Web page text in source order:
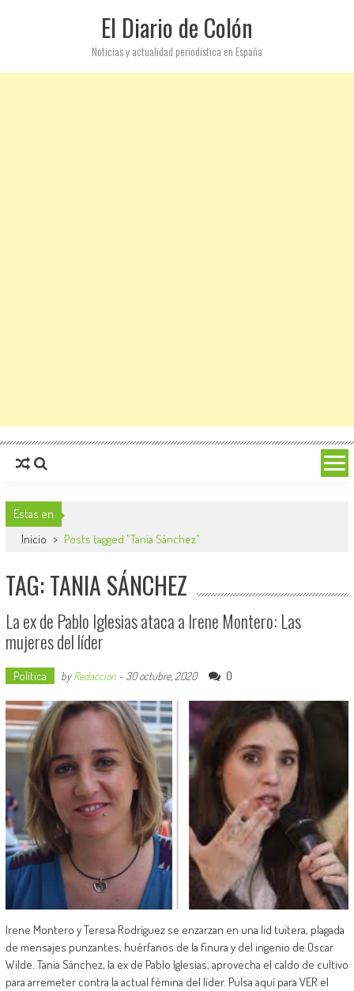
El Diario de Colón
Noticias y actualidad periodística en España
Estas en
Inicio > Posts tagged "Tania Sánchez"
TAG: TANIA SÁNCHEZ
La ex de Pablo Iglesias ataca a Irene Montero: Las
mujeres del líder
Política byRedaccion- 30 octubre, 2020 0
Irene Montero y Teresa Rodríguez se enzarzan en una lid tuitera, plagada
de mensajes punzantes, huérfanos de la finura y del ingenio de Oscar
Wilde. Tania Sánchez, la ex de Pablo Iglesias, aprovecha el caldo de cultivo
para arremeter contra la actual fémina del líder. Pulsa aquí para VER el